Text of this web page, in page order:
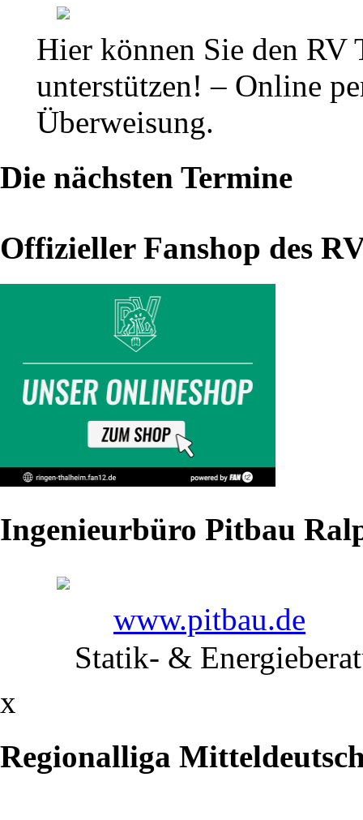
Hier können Sie den RV
unterstützen! – Online
Überweisung.
Die nächsten Termine
Offizieller Fanshop des
Ingenieurbüro Pitbau
www.pitbau.de
Statik- &
x
Regionalliga
Ergebnisse
Regionalliga
Mitteldeutschland
2020
Ansetzungen
druckfreundliche
pdf-
(inkl.
Kampfbeginn-
Zeiten)
Ansetzungen
und
Ergebnisse
immer
aktuell
liga-